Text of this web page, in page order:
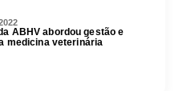
ABHV abordou gestão e
medicina veterinária